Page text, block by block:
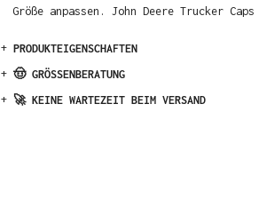
Größe anpassen. John Deere Trucker
+ PRODUKTEIGENSCHAFTEN
+ 🤠 GRÖSSENBERATUNG
+ 🚀 KEINE WARTEZEIT BEIM VERSAND